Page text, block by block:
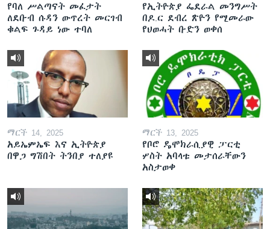
የባለ ሥልጣናት መፈታት
ለደቡብ ሱዳን ውጥረት መርገብ
ቁልፍ ጉዳይ ነው ተባለ
የኢትዮጵያ ፌደራል መንግሥት
በዶ.ር ደብረ ጽዮን የሚመራው
የህወሓት ቡድን ወቀሰ
ማርች 14, 2025
አይኤምኤፍ እና ኢትዮጵያ
በዋጋ ግሽበት ትንበያ ተለያዩ
ማርች 13, 2025
የቦሮ ዴሞክራሲያዊ ፓርቲ
ሦስት አባላቱ መታሰራቸውን
አስታወቀ